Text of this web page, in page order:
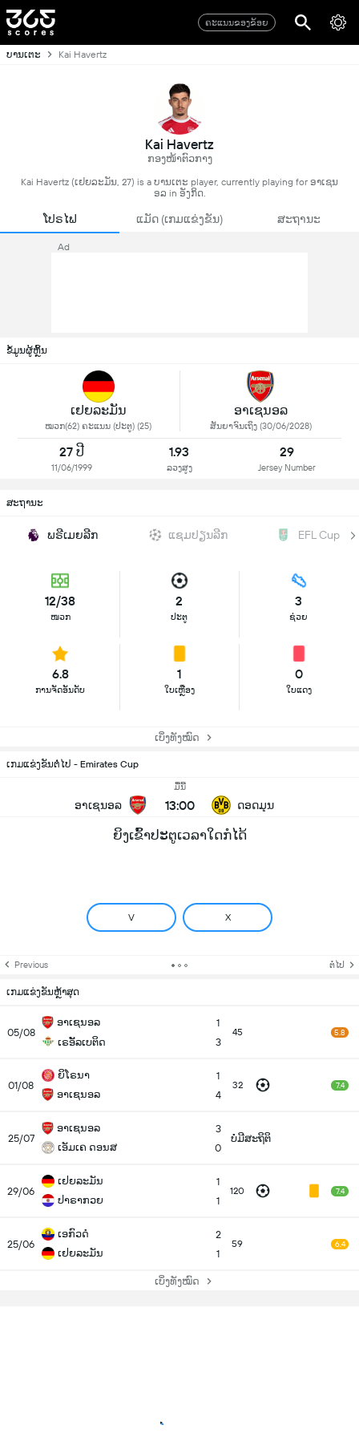
ຄະແນນຂອງຂ້ອຍ
ບານເຕະ Kai Havertz
Kai Havertz
ກອງໜ້າຕົວກາງ
Kai Havertz (ເຢຍລະມັນ, 27) is a ບານເຕະ player, currently playing for ອາເຊນ
ອລ in ອັງກິດ.
ໂປຣໄຟ ແມັດ (ເກມແຂ່ງຂັນ) ສະຖານະ
Ad
ຂໍ້ມູນຜູ້ຫຼິ້ນ
ເຢຍລະມັນ
ໝວກ(62) ຄະແນນ (ປະຕູ) (25)
ອາເຊນອລ
ສັນຍາຈົນເຖິງ (30/06/2028)
27 ປີ
11/06/1999
1.93
ລວງສູງ
29
Jersey Number
ສະຖານະ
ພຣີເມຍລີກ ແຊມປຽນລີກ EFL Cup
12/38
ໜວກ
2
ປະຕູ
3
ຊ່ວຍ
6.8
ການຈັດອັນດັບ
1
ໃບເຫຼືອງ
0
ໃບແດງ
ເບິ່ງທັງໝົດ
ເກມແຂ່ງຂັນຕໍ່ໄປ - Emirates Cup
ອາເຊນອລ
ມື້ນີ້
13:00 ດອດມຸນ
ຍິງເຂົ້າປະຕູເວລາໃດກໍໄດ້
V X
Previous ຕໍ່ໄປ
ເກມແຂ່ງຂັນຫຼ້າສຸດ
05/08
ອາເຊນອລ
ເຣອັັລເບຕິດ
1
3
45 5.8
01/08
ຍິໂຣນາ
ອາເຊນອລ
1
4
32 7.4
25/07
ອາເຊນອລ
ເອັມເຄ ດອນສ
3
0
ບໍ່ມີສະຖິຕິ
29/06
ເຢຍລະມັນ
ປາຣາກວຍ
1
1
120 7.4
25/06
ເອກົວດໍ
ເຢຍລະມັນ
2
1
59 6.4
ເບິ່ງທັງໝົດ